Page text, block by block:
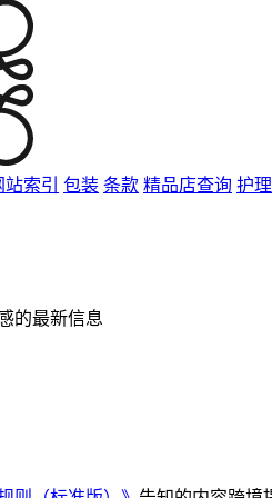
站索引 包装 条款 精品店查询 护
的最新信息